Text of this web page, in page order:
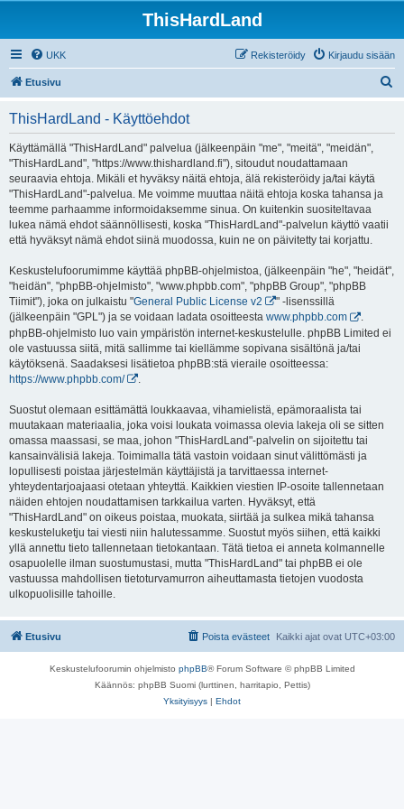
ThisHardLand
UKK Kirjaudu sisään
Rekisteröidy
Etusivu
ThisHardLand - Käyttöehdot
Käyttämällä "ThisHardLand" palvelua (jälkeenpäin "me", "meitä", "meidän",
"ThisHardLand", "https://www.thishardland.fi"), sitoudut noudattamaan
seuraavia ehtoja. Mikäli et hyväksy näitä ehtoja, älä rekisteröidy ja/tai käytä
"ThisHardLand"-palvelua. Me voimme muuttaa näitä ehtoja koska tahansa ja
teemme parhaamme informoidaksemme sinua. On kuitenkin suositeltavaa
lukea nämä ehdot säännöllisesti, koska "ThisHardLand"-palvelun käyttö vaatii
että hyväksyt nämä ehdot siinä muodossa, kuin ne on päivitetty tai korjattu.
Keskustelufoorumimme käyttää phpBB-ohjelmistoa, (jälkeenpäin "he", "heidät",
"heidän", "phpBB-ohjelmisto", "www.phpbb.com", "phpBB Group", "phpBB
Tiimit"), joka on julkaistu "General Public License v2
" -lisenssillä
(jälkeenpäin "GPL") ja se voidaan ladata osoitteesta www.phpbb.com
.
phpBB-ohjelmisto luo vain ympäristön internet-keskustelulle. phpBB Limited ei
ole vastuussa siitä, mitä sallimme tai kiellämme sopivana sisältönä ja/tai
käytöksenä. Saadaksesi lisätietoa phpBB:stä vieraile osoitteessa:
https://www.phpbb.com/
Suostut olemaan esittämättä loukkaavaa, vihamielistä, epämoraalista tai
muutakaan materiaalia, joka voisi loukata voimassa olevia lakeja oli se sitten
omassa maassasi, se maa, johon "ThisHardLand"-palvelin on sijoitettu tai
kansainvälisiä lakeja. Toimimalla tätä vastoin voidaan sinut välittömästi ja
lopullisesti poistaa järjestelmän käyttäjistä ja tarvittaessa internet-
yhteydentarjoajaasi otetaan yhteyttä. Kaikkien viestien IP-osoite tallennetaan
näiden ehtojen noudattamisen tarkkailua varten. Hyväksyt, että
"ThisHardLand" on oikeus poistaa, muokata, siirtää ja sulkea mikä tahansa
keskusteluketju tai viesti niin halutessamme. Suostut myös siihen, että kaikki
yllä annettu tieto tallennetaan tietokantaan. Tätä tietoa ei anneta kolmannelle
osapuolelle ilman suostumustasi, mutta "ThisHardLand" tai phpBB ei ole
vastuussa mahdollisen tietoturvamurron aiheuttamasta tietojen vuodosta
ulkopuolisille tahoille.
Etusivu Kaikki ajat ovat UTC+03:00
Poista evästeet
Keskustelufoorumin ohjelmisto phpBB® Forum Software © phpBB Limited
Käännös: phpBB Suomi (lurttinen, harritapio, Pettis)
Yksityisyys | Ehdot